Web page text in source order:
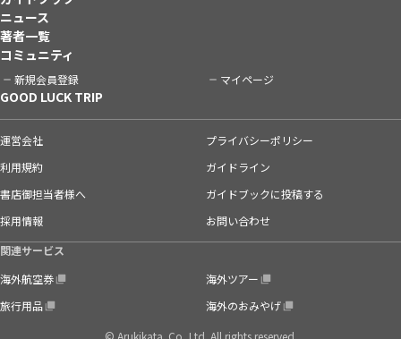
ニュース
著者一覧
コミュニティ
新規会員登録 マイページ
GOOD LUCK TRIP
運営会社
プライバシーポリシー
利用規約
ガイドライン
書店御担当者様へ
ガイドブックに投稿する
採用情報
お問い合わせ
関連サービス
海外航空券
海外ツアー
旅行用品
海外のおみやげ
© Arukikata. Co.,Ltd. All rights reserved.